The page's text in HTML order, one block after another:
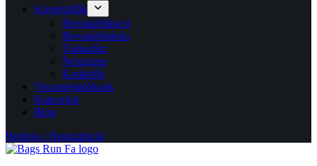
Kiegészítők
Bevásárlókocsi
Bevásárlótáska
Táskadísz
Neszeszer
Karkötők
Viszonteladóknak
Kapcsolat
Blog
Belépés / Regisztráció